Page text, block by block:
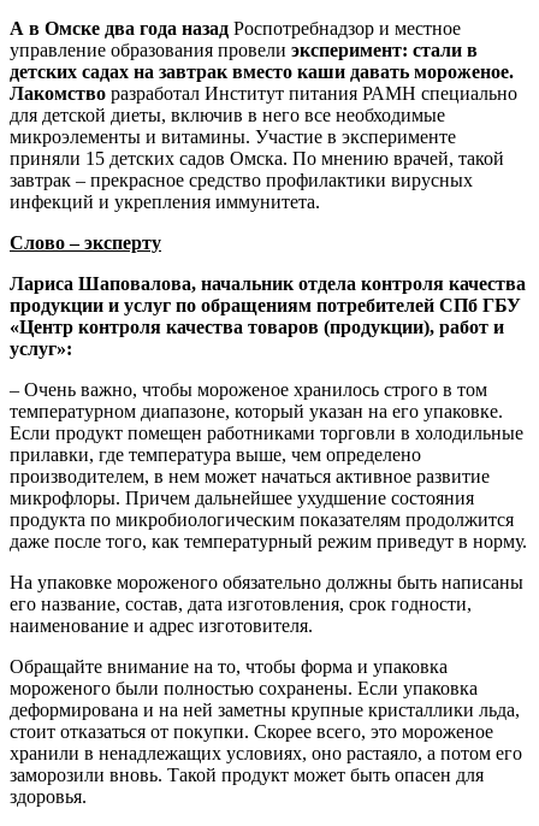
А в Омске два года назад Роспотребнадзор и местное
управление образования провели эксперимент: стали в
детских садах на завтрак вместо каши давать мороженое.
Лакомство разработал Институт питания РАМН специально
для детской диеты, включив в него все необходимые
микроэлементы и витамины. Участие в эксперименте
приняли 15 детских садов Омска. По мнению врачей, такой
завтрак – прекрасное средство профилактики вирусных
инфекций и укрепления иммунитета.
Слово – эксперту
Лариса Шаповалова, начальник отдела контроля качества
продукции и услуг по обращениям потребителей СПб ГБУ
«Центр контроля качества товаров (продукции), работ и
услуг»:
– Очень важно, чтобы мороженое хранилось строго в том
температурном диапазоне, который указан на его упаковке.
Если продукт помещен работниками торговли в холодильные
прилавки, где температура выше, чем определено
производителем, в нем может начаться активное развитие
микрофлоры. Причем дальнейшее ухудшение состояния
продукта по микробиологическим показателям продолжится
даже после того, как температурный режим приведут в норму.
На упаковке мороженого обязательно должны быть написаны
его название, состав, дата изготовления, срок годности,
наименование и адрес изготовителя.
Обращайте внимание на то, чтобы форма и упаковка
мороженого были полностью сохранены. Если упаковка
деформирована и на ней заметны крупные кристаллики льда,
стоит отказаться от покупки. Скорее всего, это мороженое
хранили в ненадлежащих условиях, оно растаяло, а потом его
заморозили вновь. Такой продукт может быть опасен для
здоровья.